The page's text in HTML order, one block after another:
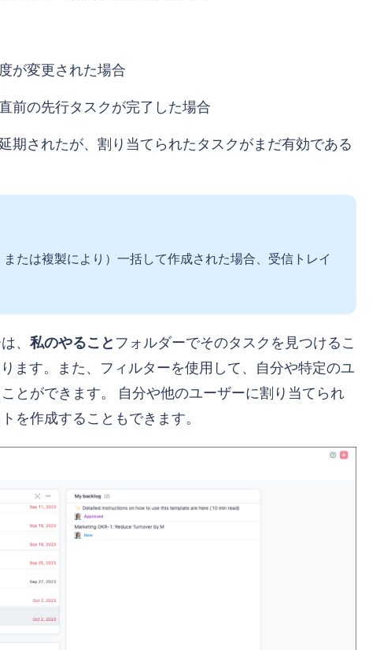
が変更された場合
前の先行タスクが完了した場合
期されたが、割り当てられたタスクがまだ有効である
たは複製により）一括して作成された場合、受信トレイ
、 私のやること フォルダーでそのタスクを見つけるこ
ます。また、フィルターを使用して、自分や特定のユ
とができます。 自分や他のユーザーに割り当てられ
を作成することもできます。